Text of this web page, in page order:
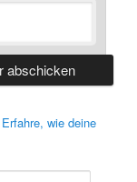
Erfahre, wie deine